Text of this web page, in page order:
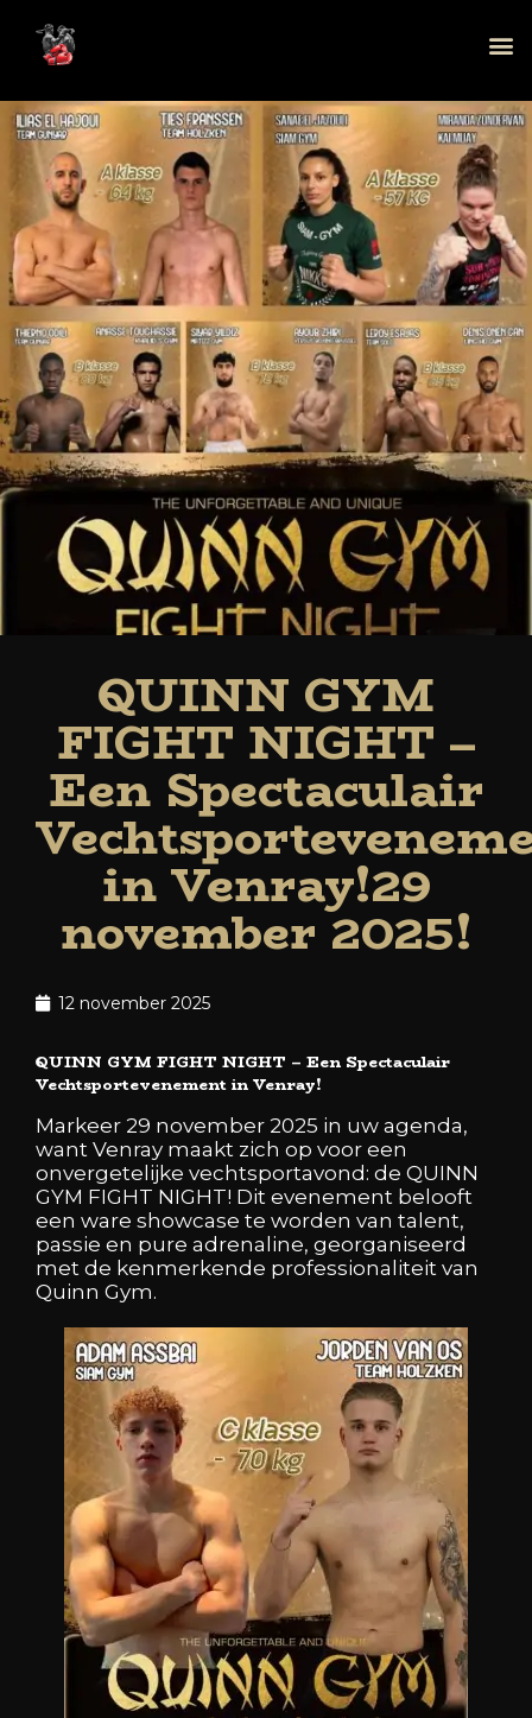
QUINN GYM
FIGHT NIGHT –
Een Spectaculair
in Venray!29
november 2025!
12 november 2025
QUINN GYM FIGHT NIGHT – Een Spectaculair
Vechtsportevenement in Venray!
Markeer 29 november 2025 in uw agenda,
want Venray maakt zich op voor een
onvergetelijke vechtsportavond: de QUINN
GYM FIGHT NIGHT! Dit evenement belooft
een ware showcase te worden van talent,
passie en pure adrenaline, georganiseerd
met de kenmerkende professionaliteit van
Quinn Gym.